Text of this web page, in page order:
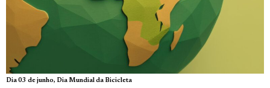
Dia 03 de junho, Dia Mundial da Bicicleta